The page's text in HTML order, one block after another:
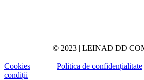
© 2023 | LEINAD DD
Cookies
Politica de confidențialitate
condiții